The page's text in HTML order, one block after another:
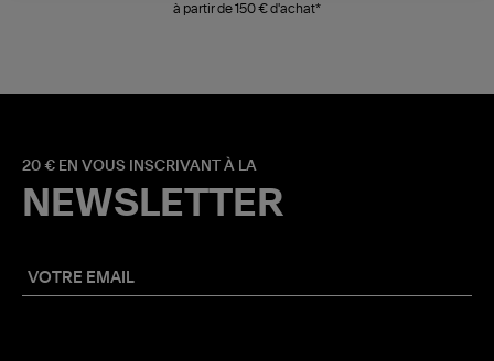
à partir de 150 € d'achat*
20 € EN VOUS INSCRIVANT À LA
NEWSLETTER